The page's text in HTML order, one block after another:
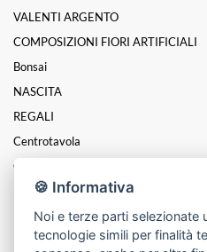
VALENTI ARGENTO
COMPOSIZIONI FIORI ARTIFICIALI
Bonsai
NASCITA
REGALI
Centrotavola
Coroncine
Funebre
Festa Della Donna
Festa Della Mamma
🍪 Informativa
Noi e terze parti selezionate
tecnologie simili per finalità